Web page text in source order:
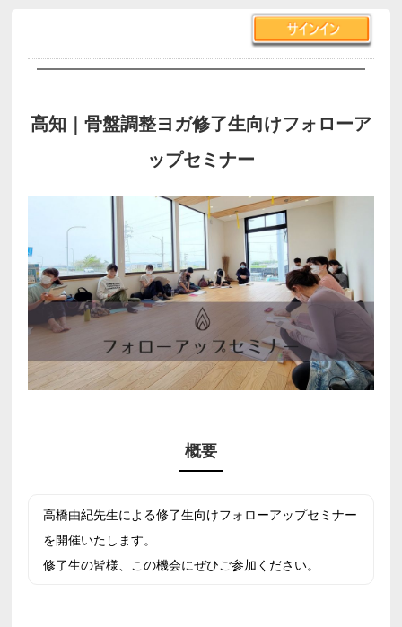
高知｜骨盤調整ヨガ修了生向けフォローア
ップセミナー
概要
高橋由紀先生による修了生向けフォローアップセミナー
を開催いたします。
修了生の皆様、この機会にぜひご参加ください。